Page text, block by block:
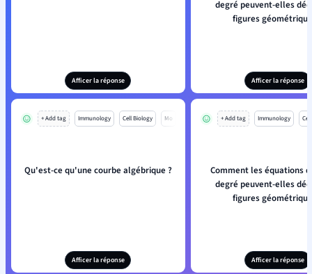
Afficer la réponse
degré peuvent-elles
figures
Afficer la réponse
+ Add tag Immunology Cell Biology Mo
Qu'est-ce qu'une courbe algébrique ?
Afficer la réponse
+ Add tag Immunology
Comment les équations
degré peuvent-elles
figures
Afficer la réponse